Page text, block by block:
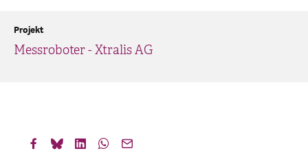
Messroboter - Xtralis AG
Projekt